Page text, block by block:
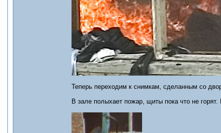
Теперь переходим к снимкам, сделанным со
В зале полыхает пожар, щиты пока что не